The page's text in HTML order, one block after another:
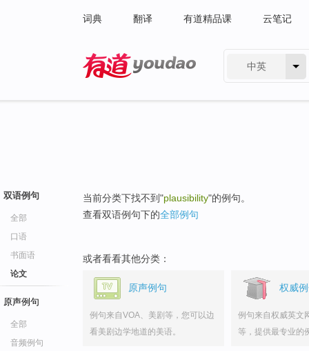
词典 翻译 有道精品课 云笔记
中英
双语例句
全部
口语
书面语
论文
原声例句
全部
音频例句
当前分类下找不到"plausibility"的例句。
查看双语例句下的全部例句
或者看看其他分类：
原声例句
例句来自VOA、美剧等，您可以边
看美剧边学地道的美语。
权威
例句来自权威英文
等，提供最专业的